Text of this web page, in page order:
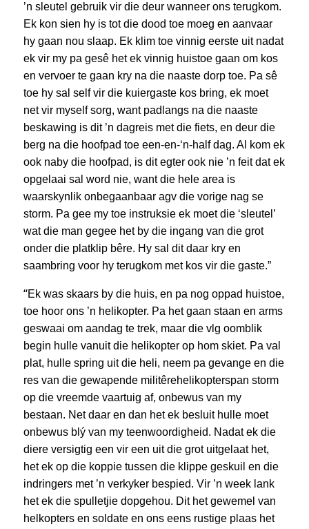
’n sleutel gebruik vir die deur wanneer ons terugkom.
Ek kon sien hy is tot die dood toe moeg en aanvaar
hy gaan nou slaap. Ek klim toe vinnig eerste uit nadat
ek vir my pa gesê het ek vinnig huistoe gaan om kos
en vervoer te gaan kry na die naaste dorp toe. Pa sê
toe hy sal self vir die kuiergaste kos bring, ek moet
net vir myself sorg, want padlangs na die naaste
beskawing is dit ’n dagreis met die fiets, en deur die
berg na die hoofpad toe een-en-‘n-half dag. Al kom ek
ook naby die hoofpad, is dit egter ook nie ’n feit dat ek
opgelaai sal word nie, want die hele area is
waarskynlik onbegaanbaar agv die vorige nag se
storm. Pa gee my toe instruksie ek moet die ‘sleutel’
wat die man gegee het by die ingang van die grot
onder die platklip bêre. Hy sal dit daar kry en
saambring voor hy terugkom met kos vir die gaste.”
“Ek was skaars by die huis, en pa nog oppad huistoe,
toe hoor ons ’n helikopter. Pa het gaan staan en arms
geswaai om aandag te trek, maar die vlg oomblik
begin hulle vanuit die helikopter op hom skiet. Pa val
plat, hulle spring uit die heli, neem pa gevange en die
res van die gewapende militêrehelikopterspan storm
op die vreemde vaartuig af, onbewus van my
bestaan. Net daar en dan het ek besluit hulle moet
onbewus blý van my teenwoordigheid. Nadat ek die
diere versigtig een vir een uit die grot uitgelaat het,
het ek op die koppie tussen die klippe geskuil en die
indringers met ’n verkyker bespied. Vir ’n week lank
het ek die spulletjie dopgehou. Dit het gewemel van
helkopters en soldate en ons eens rustige plaas het